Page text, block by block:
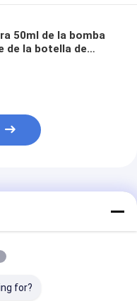
50ml de la bomba
de la botella de
for?